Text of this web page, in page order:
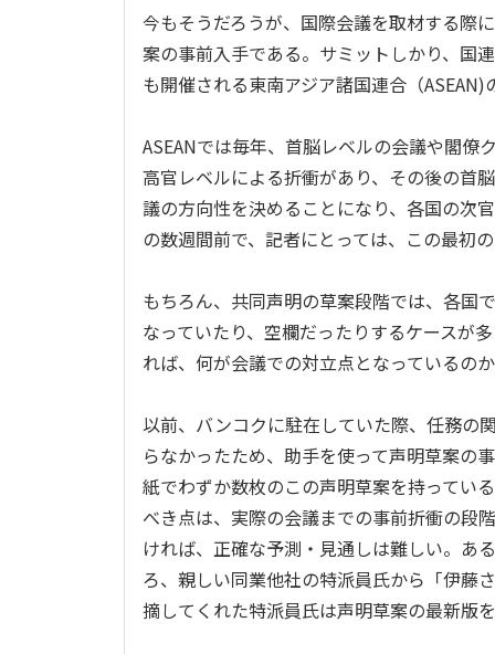
今もそうだろうが、国際会議を取材する際
案の事前入手である。サミットしかり、国
も開催される東南アジア諸国連合（ASEAN)
ASEANでは毎年、首脳レベルの会議や閣僚
高官レベルによる折衝があり、その後の首
議の方向性を決めることになり、各国の次
の数週間前で、記者にとっては、この最初
もちろん、共同声明の草案段階では、各国
なっていたり、空欄だったりするケースが
れば、何が会議での対立点となっているの
以前、バンコクに駐在していた際、任務の
らなかったため、助手を使って声明草案の
紙でわずか数枚のこの声明草案を持ってい
べき点は、実際の会議までの事前折衝の段
ければ、正確な予測・見通しは難しい。あ
ろ、親しい同業他社の特派員氏から「伊藤
摘してくれた特派員氏は声明草案の最新版